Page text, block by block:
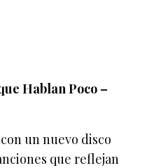
Hablan Poco –
un nuevo disco
que reflejan